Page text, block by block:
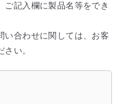
ご記入欄に製品名等をでき
い合わせに関しては、お客
い。